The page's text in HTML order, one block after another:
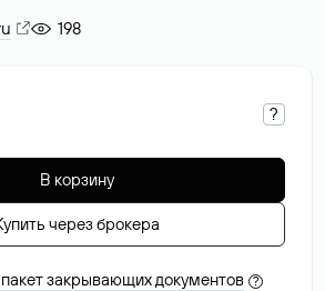
198
?
В корзину
через брокера
закрывающих документов ?